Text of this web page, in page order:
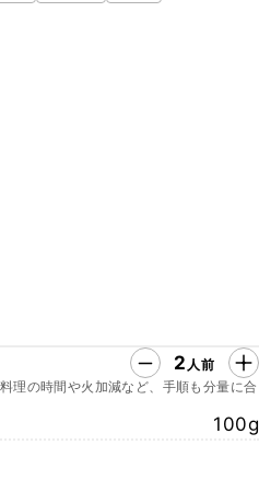
2 人前
理の時間や火加減など、手順も分量に合
100g